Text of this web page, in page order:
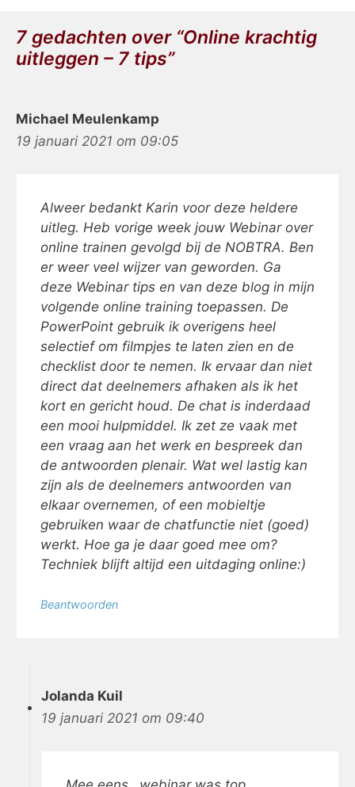
7 gedachten over “Online krachtig
uitleggen – 7 tips”
Michael Meulenkamp
19 januari 2021 om 09:05
Alweer bedankt Karin voor deze heldere
uitleg. Heb vorige week jouw Webinar over
online trainen gevolgd bij de NOBTRA. Ben
er weer veel wijzer van geworden. Ga
deze Webinar tips en van deze blog in mijn
volgende online training toepassen. De
PowerPoint gebruik ik overigens heel
selectief om filmpjes te laten zien en de
checklist door te nemen. Ik ervaar dan niet
direct dat deelnemers afhaken als ik het
kort en gericht houd. De chat is inderdaad
een mooi hulpmiddel. Ik zet ze vaak met
een vraag aan het werk en bespreek dan
de antwoorden plenair. Wat wel lastig kan
zijn als de deelnemers antwoorden van
elkaar overnemen, of een mobieltje
gebruiken waar de chatfunctie niet (goed)
werkt. Hoe ga je daar goed mee om?
Techniek blijft altijd een uitdaging online:)
Beantwoorden
Jolanda Kuil
19 januari 2021 om 09:40